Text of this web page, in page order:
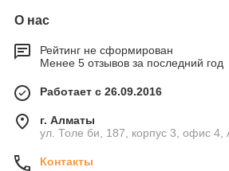
О нас
Рейтинг не сформирован
Менее 5 отзывов за последний год
Работает с 26.09.2016
г. Алматы
ул. Толе би, 187, корпус 3, офис 4,
Контакты